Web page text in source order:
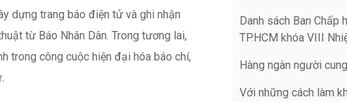
Danh sách Ban Chấp
TP.HCM khóa VIII
Hàng ngàn người
Với những cách làm